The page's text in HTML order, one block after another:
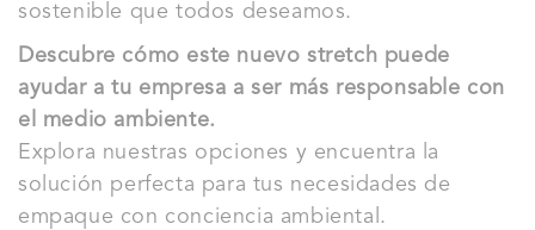
sostenible que todos deseamos.
Descubre cómo este nuevo stretch puede
ayudar a tu empresa a ser más responsable con
el medio ambiente.
Explora nuestras opciones y encuentra la
solución perfecta para tus necesidades de
empaque con conciencia ambiental.